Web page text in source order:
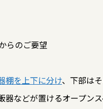
らのご要望
棚を上下に分け、下部は
器などが置けるオープン